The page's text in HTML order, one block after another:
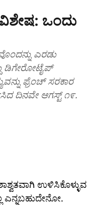
ಒಂದು
ಎರಡು
ಡಿಗೇರೋಟೈಪ್
ಫ್ರೆಂಚ್ ಸರಕಾರ
ದಿನವೇ ಆಗಸ್ಟ್ ೧೯.
ಉಳಿಸಿಕೊಳ್ಳುವ
ಎನ್ನಬಹುದೇನೋ.